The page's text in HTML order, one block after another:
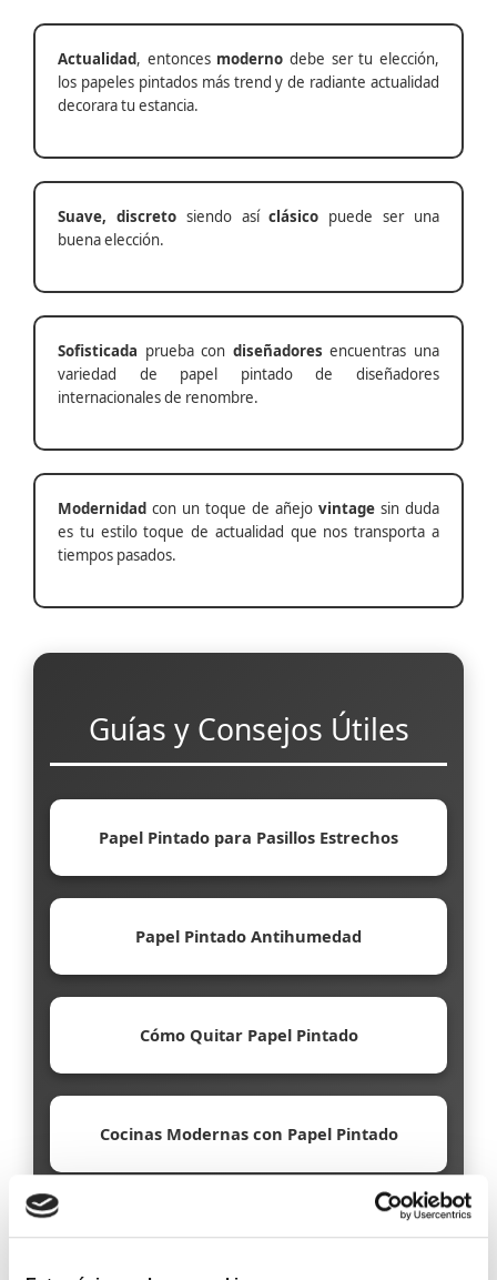
Actualidad, entonces moderno debe ser tu elección,
los papeles pintados más trend y de radiante actualidad
decorara tu estancia.
Suave, discretosiendo asíclásico puede ser una
buena elección.
Sofisticada prueba con diseñadores encuentras una
variedad de papel pintado de diseñadores
internacionales de renombre.
Modernidad con un toque de añejo vintage sin duda
es tu estilo toque de actualidad que nos transporta a
tiempos pasados.
Guías y Consejos Útiles
Papel Pintado para Pasillos Estrechos
Papel Pintado Antihumedad
Cómo Quitar Papel Pintado
Cocinas Modernas con Papel Pintado
Papel Pintado Ecológico